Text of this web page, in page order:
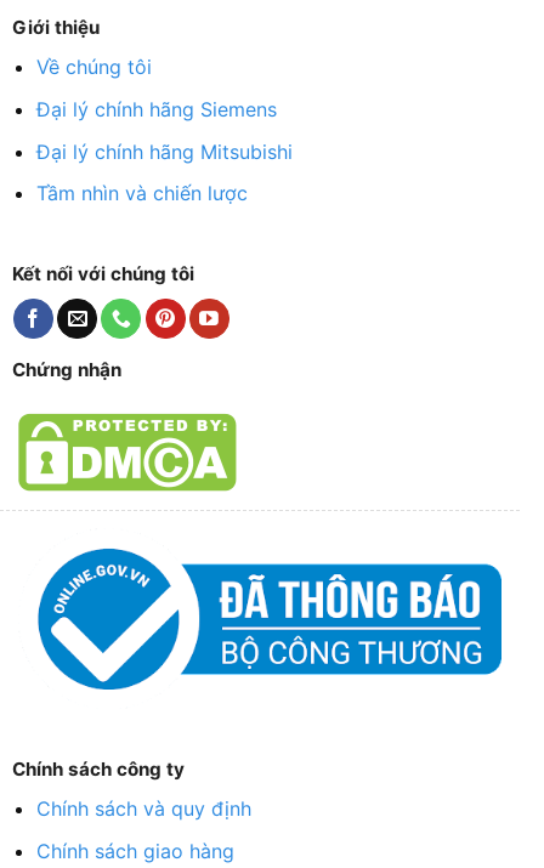
Giới thiệu
Về chúng tôi
Đại lý chính hãng Siemens
Đại lý chính hãng Mitsubishi
Tầm nhìn và chiến lược
Kết nối với chúng tôi
Chứng nhận
Chính sách công ty
Chính sách và quy định
Chính sách giao hàng